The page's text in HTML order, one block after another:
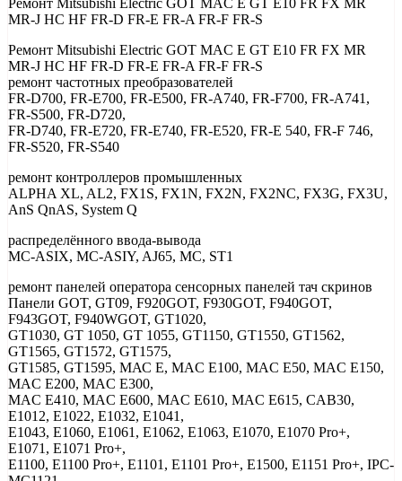
Ремонт Mitsubishi Electric GOT MAC E GT Е10 FR FX MR
MR-J HC HF FR-D FR-E FR-A FR-F FR-S
Ремонт Mitsubishi Electric GOT MAC E GT Е10 FR FX MR
MR-J HC HF FR-D FR-E FR-A FR-F FR-S
ремонт частотных преобразователей
FR-D700, FR-E700, FR-E500, FR-A740, FR-F700, FR-A741,
FR-S500, FR-D720,
FR-D740, FR-E720, FR-E740, FR-E520, FR-E 540, FR-F 746,
FR-S520, FR-S540
ремонт контроллеров промышленных
ALPHA XL, AL2, FX1S, FX1N, FX2N, FX2NC, FX3G, FX3U,
AnS QnAS, System Q
распределённого ввода-вывода
MC-ASIX, MC-ASIY, AJ65, MC, ST1
ремонт панелей оператора сенсорных панелей тач скринов
Панели GOT, GT09, F920GOT, F930GOT, F940GOT,
F943GOT, F940WGOT, GT1020,
GT1030, GT 1050, GT 1055, GT1150, GT1550, GT1562,
GT1565, GT1572, GT1575,
GT1585, GT1595, МАС Е, MAC E100, MAC E50, MAC E150,
MAC E200, MAC E300,
MAC E410, MAC E600, MAC E610, MAC E615, CAB30,
E1012, E1022, E1032, Е1041,
Е1043, E1060, E1061, E1062, E1063, E1070, E1070 Pro+,
E1071, E1071 Pro+,
E1100, E1100 Pro+, E1101, E1101 Pro+, E1500, E1151 Pro+, IPC-